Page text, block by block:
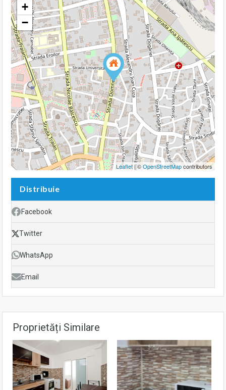
+
−
Leaflet| ©OpenStreetMapcontributors
Distribuie
Facebook
Twitter
WhatsApp
Email
Proprietăți Similare